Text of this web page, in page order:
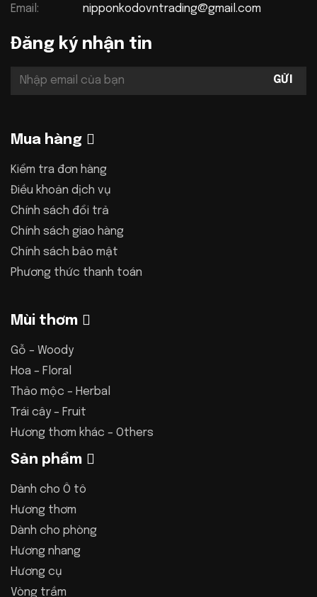
Email:
nipponkodovntrading@gmail.com
Đăng ký nhận tin
Mua hàng
Kiểm tra đơn hàng
Điều khoản dịch vụ
Chính sách đổi trả
Chính sách giao hàng
Chính sách bảo mật
Phương thức thanh toán
Mùi thơm
Gỗ – Woody
Hoa – Floral
Thảo mộc – Herbal
Trái cây – Fruit
Hương thơm khác – Others
Sản phẩm
Dành cho Ô tô
Hương thơm
Dành cho phòng
Hương nhang
Hương cụ
Vòng trầm